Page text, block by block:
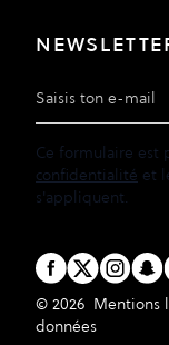
Adresse e-mail
Ce formulaire est
confidentialité et
s'appliquent.
© 2026 Mentions
données